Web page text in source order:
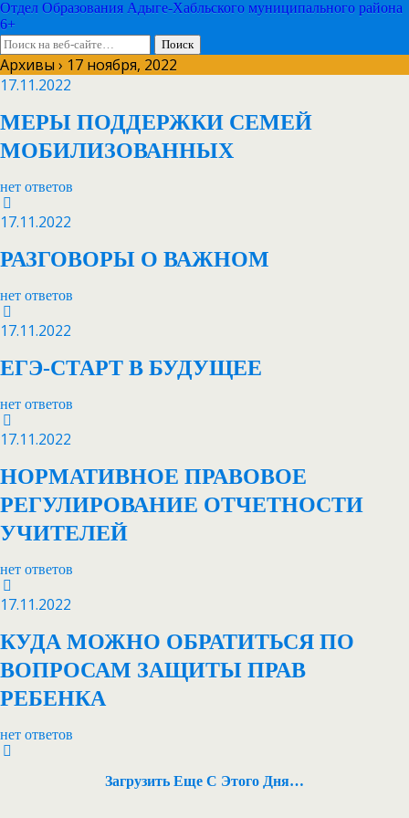
Отдел Образования Адыге-Хабльского муниципального района
6+
Архивы › 17 ноября, 2022
17.11.2022
МЕРЫ ПОДДЕРЖКИ СЕМЕЙ
МОБИЛИЗОВАННЫХ
нет ответов
17.11.2022
РАЗГОВОРЫ О ВАЖНОМ
нет ответов
17.11.2022
ЕГЭ-СТАРТ В БУДУЩЕЕ
нет ответов
17.11.2022
НОРМАТИВНОЕ ПРАВОВОЕ
РЕГУЛИРОВАНИЕ ОТЧЕТНОСТИ
УЧИТЕЛЕЙ
нет ответов
17.11.2022
КУДА МОЖНО ОБРАТИТЬСЯ ПО
ВОПРОСАМ ЗАЩИТЫ ПРАВ
РЕБЕНКА
нет ответов
Загрузить Еще С Этого Дня…